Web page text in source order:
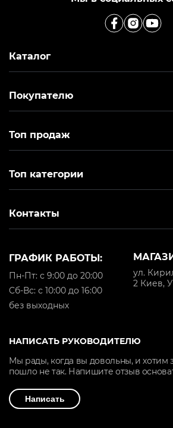
Каталог
Покупателю
Топ продаж
Топ категории
Контакты
ул.
2 Киев,
ГРАФИК РАБОТЫ:
Пн-Пт: с 9:00 до 20:00
Cб-Вс: с 10:00 до 16:00
без выходных
НАПИСАТЬ РУКОВОДИТЕЛЮ
Мы рады, когда вы довольны, и хотим
пошло не так. Напишите отзыв
Написать